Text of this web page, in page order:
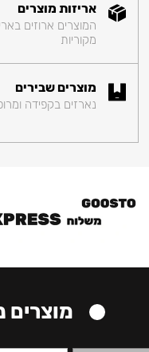
אריזות מוצרים
המוצרים ארוזים
מקוריות
מוצרים שבירים
נארזים בקפידה
מוצרים